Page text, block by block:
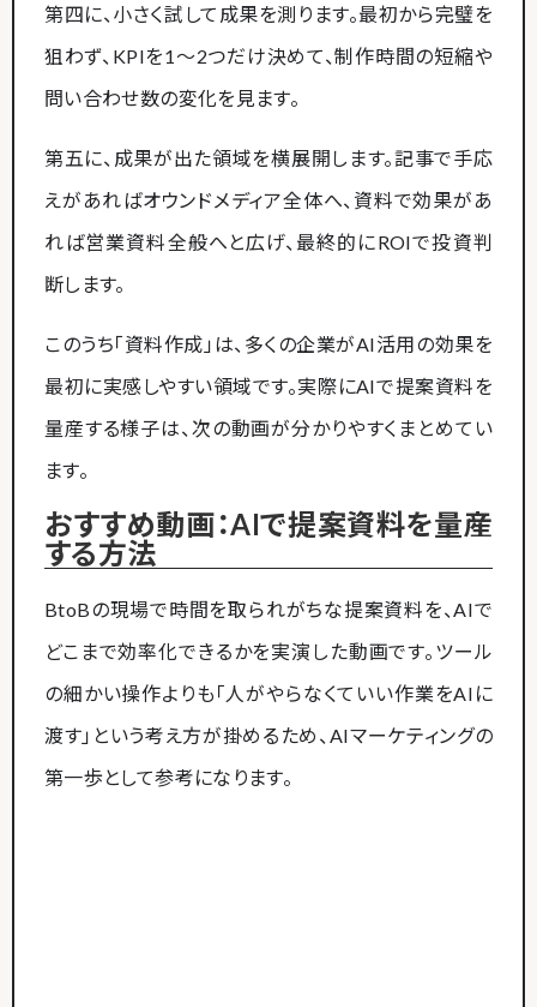
第四に、小さく試して成果を測ります。最初から完璧を
狙わず、KPIを1〜2つだけ決めて、制作時間の短縮や
問い合わせ数の変化を見ます。
第五に、成果が出た領域を横展開します。記事で手応
えがあればオウンドメディア全体へ、資料で効果があ
れば営業資料全般へと広げ、最終的にROIで投資判
断します。
このうち「資料作成」は、多くの企業がAI活用の効果を
最初に実感しやすい領域です。実際にAIで提案資料を
量産する様子は、次の動画が分かりやすくまとめてい
ます。
おすすめ動画：AIで提案資料を量産
する方法
BtoBの現場で時間を取られがちな提案資料を、AIで
どこまで効率化できるかを実演した動画です。ツール
の細かい操作よりも「人がやらなくていい作業をAIに
渡す」という考え方が掛めるため、AIマーケティングの
第一歩として参考になります。